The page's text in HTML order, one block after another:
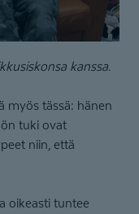
kanssa.
myös tässä: hänen
tuki ovat
niin, että
oikeasti tuntee